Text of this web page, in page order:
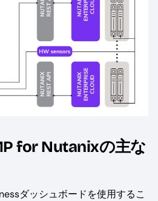
for Nutanixの主な
ダッシュボードを使用するこ